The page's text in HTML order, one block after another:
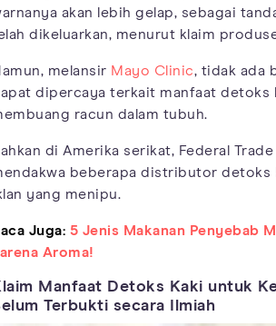
akan lebih gelap, sebagai
dikeluarkan, menurut klaim
melansir Mayo Clinic, tidak ada
dipercaya terkait manfaat detoks
racun dalam tubuh.
di Amerika serikat, Federal
beberapa distributor detoks
yang menipu.
Juga: 5 Jenis Makanan Penyebab
Aroma!
Manfaat Detoks Kaki untuk
Terbukti secara Ilmiah